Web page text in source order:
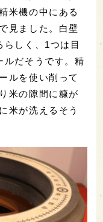
米機の中にある
見ました。白壁
しく、1つは目
ルだそうです。精
ルを使い削って
米の隙間に糠が
米が洗えるそう